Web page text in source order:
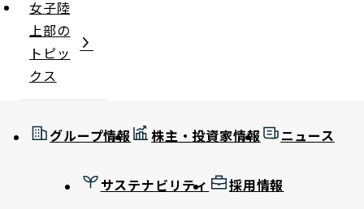
女子陸
上部の
トピッ
クス
グループ情報 株主・投資家情報 ニュース
サステナビリティ 採用情報